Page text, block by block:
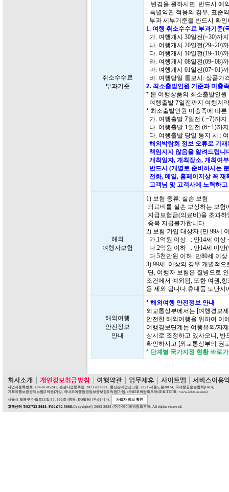
취소수수료
부과기준
변경을 원하시면 반드시 예
- 특별약관 적용의 경우, 표준
부과 세부기준을 반드시 확
1. 여행 취소수수료 부과기준(
가. 여행개시 30일전(~30)까
나. 여행개시 20일전(29~20)
다. 여행개시 10일전(19~10)
라. 여행개시 08일전(09~08)
마. 여행개시 01일전(07~01)
바. 여행당일 통보시: 상품가
2. 최소출발인원 기준과 미충
* 본 여행상품의 최소출발인
여행출발 7일전까지 여행계
* 최소출발인원 미충족에 따
가. 여행출발 7일전 ( ~7)까
나. 여행출발 1일전 (6~1)까
다. 여행출발 당일 통지 시 :
해외박람회 정보 오류로 기
책임지지 않음을 알려드립니
개최일자, 개최장소, 개최여
반드시 (개별로 준비하시는
전화, 메일, 홈페이지상 꼭 재
고객님 및 고객사에 노력하
해외
여행자보험
1) 보험 종류: 실손 보험
의료비를 실손 보상하는 보
지급보험금(의료비)을 초과
중복 지급불가합니다.
2) 보험 가입 대상자 (만 99세
가.1억원 이상 : 만14세 이상
나.2억원 이하 : 만14세 미만
다.5천만원 이하: 만80세 이
3) 99세 이상의 경우 개별적
단, 여행자 보험은 질병으로
조건에서 예외됨, 또한 여권,
용 제외 됩니다.휴대품 도난
해외여행
안전정보
안내
* 해외여행 안전정보 안내
외교통상부에서는 [여행경보
안전한 해외여행을 위하여 이
여행경보단계는 여행유의/자
상시로 조정하고 있사오니, 반
확인하시고 [외교통상부의 권
* 단계별 국가지정 현황 바로
사업자등록번호: 104-81-85241, 관광사업등록증: 2021-000001, 통신판매업신고증: 2021-서울도봉-0074, 국제항공운송협회[IATA].
기획여행보증공제보험[2억원]가입, 국내외여행업영업보증보험[1억원]가입. (주)IEB박람회투어(IEB-TOUR : www.iebtour.com)
서울시 도봉구 마들로11길 57, 802호 (창동, EQ빌딩) (우:01414).
사업자 정보 확인
고객센터 T:02)732-5688. F:02)732-5668.Copyrightⓒ 2003-2025 (주)아이이비박람회투어. All rights reserved.